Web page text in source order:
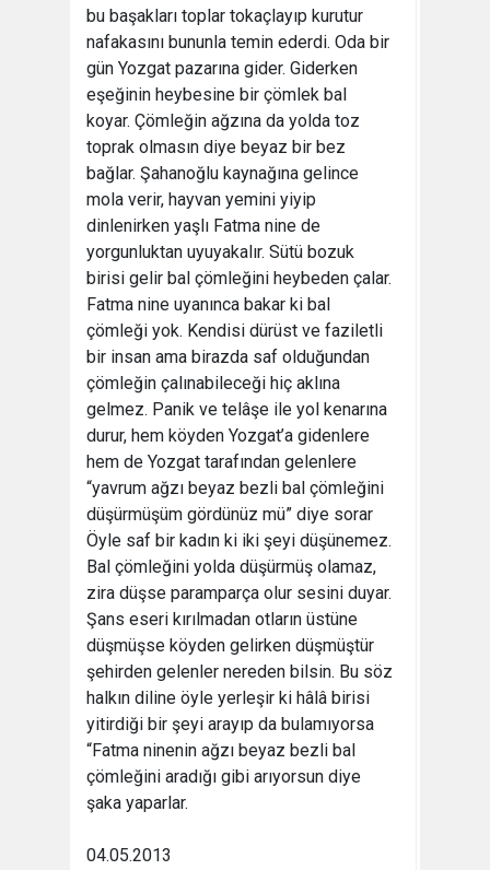
bu başakları toplar tokaçlayıp kurutur
nafakasını bununla temin ederdi. Oda bir
gün Yozgat pazarına gider. Giderken
eşeğinin heybesine bir çömlek bal
koyar. Çömleğin ağzına da yolda toz
toprak olmasın diye beyaz bir bez
bağlar. Şahanoğlu kaynağına gelince
mola verir, hayvan yemini yiyip
dinlenirken yaşlı Fatma nine de
yorgunluktan uyuyakalır. Sütü bozuk
birisi gelir bal çömleğini heybeden çalar.
Fatma nine uyanınca bakar ki bal
çömleği yok. Kendisi dürüst ve faziletli
bir insan ama birazda saf olduğundan
çömleğin çalınabileceği hiç aklına
gelmez. Panik ve telâşe ile yol kenarına
durur, hem köyden Yozgat’a gidenlere
hem de Yozgat tarafından gelenlere
“yavrum ağzı beyaz bezli bal çömleğini
düşürmüşüm gördünüz mü” diye sorar
Öyle saf bir kadın ki iki şeyi düşünemez.
Bal çömleğini yolda düşürmüş olamaz,
zira düşse paramparça olur sesini duyar.
Şans eseri kırılmadan otların üstüne
düşmüşse köyden gelirken düşmüştür
şehirden gelenler nereden bilsin. Bu söz
halkın diline öyle yerleşir ki hâlâ birisi
yitirdiği bir şeyi arayıp da bulamıyorsa
“Fatma ninenin ağzı beyaz bezli bal
çömleğini aradığı gibi arıyorsun diye
şaka yaparlar.
04.05.2013